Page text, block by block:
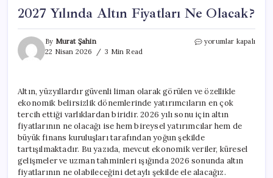
2027 Yılında Altın Fiyatları Ne Olacak?
By Murat Şahin
22 Nisan 2026
3 Min Read
2027
Olacak?
için
yorumlar kapalı
Altın, yüzyıllardır güvenli liman olarak görülen ve özellikle
ekonomik belirsizlik dönemlerinde yatırımcıların en çok
tercih ettiği varlıklardan biridir. 2026 yılı sonu için altın
fiyatlarının ne olacağı ise hem bireysel yatırımcılar hem de
büyük finans kuruluşları tarafından yoğun şekilde
tartışılmaktadır. Bu yazıda, mevcut ekonomik veriler, küresel
gelişmeler ve uzman tahminleri ışığında 2026 sonunda altın
fiyatlarının ne olabileceğini detaylı şekilde ele alacağız.